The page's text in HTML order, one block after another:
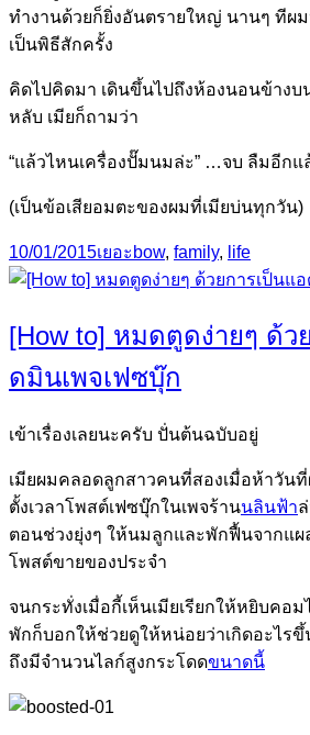
ทำงานด้วยก็ยิ่งอันตรายใหญ่ นานๆ ทีผ
เป็นพิธีสักครั้ง
คิดไปคิดมา เดินขึ้นไปถึงห้องนอนข้าง
หลับ เมียก็ถามว่า
“แล้วไหนเครื่องปั๊มนมล่ะ” …จบ ลืมอีกแ
(เป็นข้อเสียอมตะของผมที่เมียบ่นทุกวัน)
Posted
on
10/01/2015Categories
เยอะTags
bow, family, life
[How to] หมดตูดง่ายๆ ด้ว
ดมินเพจเฟซบุ๊ก
เข้าเรื่องเลยนะครับ ปั่นต้นฉบับอยู่
เมียผมคลอดลูกสาวคนที่สองเมื่อห้าวัน
ตั้งเวลาโพสต์เฟซบุ๊กในเพจร้านนลินฟ้า
ตอนช่วงยุ่งๆ ให้นมลูกและพักฟื้นจากแผ
โพสต์ขายของประจำ
จนกระทั่งเมื่อกี้เห็นเมียเรียกให้หยิบคอ
พักก็บอกให้ช่วยดูให้หน่อยว่าเกิดอะไร
ถึงมีจำนวนไลก์สูงกระโดดขนาดนี้